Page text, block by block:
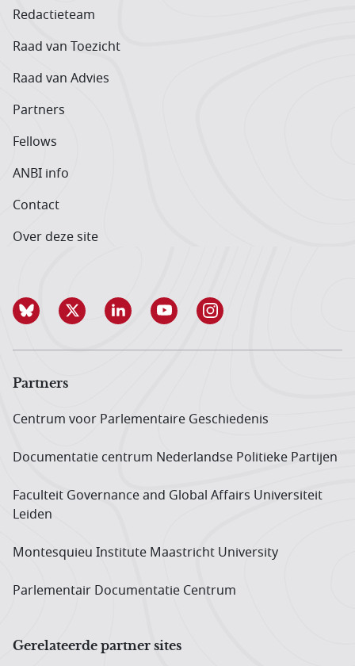
Redactieteam
Raad van Toezicht
Raad van Advies
Partners
Fellows
ANBI info
Contact
Over deze site
Partners
Centrum voor Parlementaire Geschiedenis
Documentatie centrum Neder­landse Politieke Partijen
Faculteit Governance and Global Affairs Universiteit
Leiden
Montesquieu Institute Maastricht University
Parlementair Documentatie Centrum
Gerelateerde partner sites